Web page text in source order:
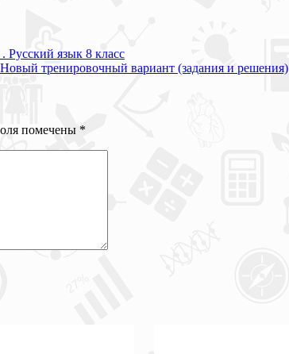
Русский язык 8 класс
тренировочный вариант (задания и решения)
помечены *